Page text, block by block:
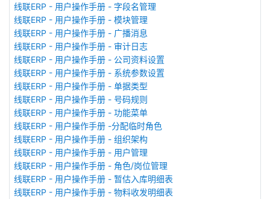
线联ERP - 用户操作手册 - 字段名管理
线联ERP - 用户操作手册 - 模块管理
线联ERP - 用户操作手册 - 广播消息
线联ERP - 用户操作手册 - 审计日志
线联ERP - 用户操作手册 - 公司资料设置
线联ERP - 用户操作手册 - 系统参数设置
线联ERP - 用户操作手册 - 单据类型
线联ERP - 用户操作手册 - 号码规则
线联ERP - 用户操作手册 - 功能菜单
线联ERP - 用户操作手册 -分配临时角色
线联ERP - 用户操作手册 - 组织架构
线联ERP - 用户操作手册 - 用户管理
线联ERP - 用户操作手册 - 角色/岗位管理
线联ERP - 用户操作手册 - 暂估入库明细表
线联ERP - 用户操作手册 - 物料收发明细表